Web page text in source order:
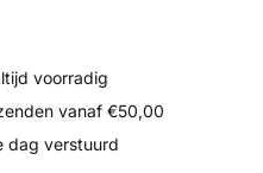
voorradig
vanaf €50,00
dag verstuurd